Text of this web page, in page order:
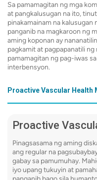
Sa pamamagitan ng mga
at pangkalusugan na ito,
pinakamainam na kalusugan
panganib na magkaroon ng
aming koponan ay
pagkamit at pagpapanatili
pamamagitan ng pag-iwas
interbensyon.
Proactive Vascular Health
Proactive
Pinagsasama ng aming
ang regular na
gabay sa pamumuhay.
iyo upang tukuyin at